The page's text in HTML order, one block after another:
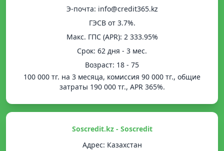
Э-почта: info@credit365.kz
ГЭСВ от 3.7%.
Mакс. ГПС (APR): 2 333.95%
Срок: 62 дня - 3 мес.
Возраст: 18 - 75
100 000 тг. на 3 месяца, комиссия 90 000 тг., общие
затраты 190 000 тг., APR 365%.
Soscredit.kz - Soscredit
Адрес: Казахстан